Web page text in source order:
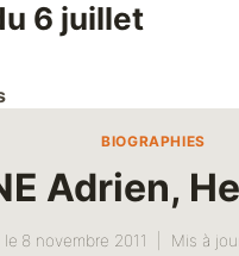
6 juillet
BIOGRAPHIES
Adrien,
le 8 novembre 2011 Mis à